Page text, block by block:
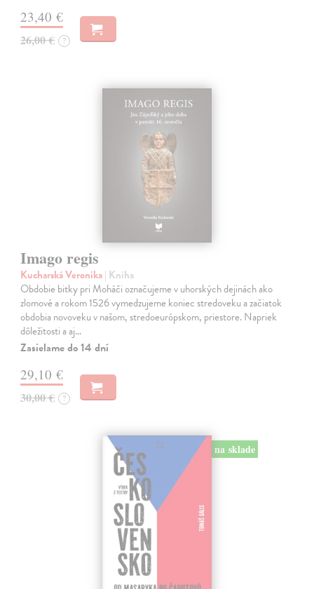
23,40 €
26,00 € ?
Imago regis
Kucharská Veronika| Kniha
Obdobie bitky pri Moháči označujeme v uhorských dejinách ako
zlomové a rokom 1526 vymedzujeme koniec stredoveku a začiatok
obdobia novoveku v našom, stredoeurópskom, priestore. Napriek
dôležitosti a aj…
Zasielame do 14 dní
29,10 €
30,00 € ?
na sklade